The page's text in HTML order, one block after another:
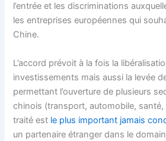
l’entrée et les discriminations
les entreprises européennes qui
Chine.
L’accord prévoit à la fois la
investissements mais aussi la levée
permettant l’ouverture de plusieurs
chinois (transport, automobile,
traité est le plus important jamais
un partenaire étranger dans le